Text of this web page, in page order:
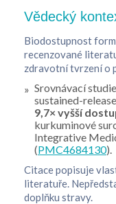
Vědecký
Biodostupnost
recenzované
zdravotní tvrzení o
Srovnávací
sustained-
9,7× vyšší
kurkuminové
Integrative
(PMC4684130).
Citace popisuje
literatuře.
doplňku stravy.